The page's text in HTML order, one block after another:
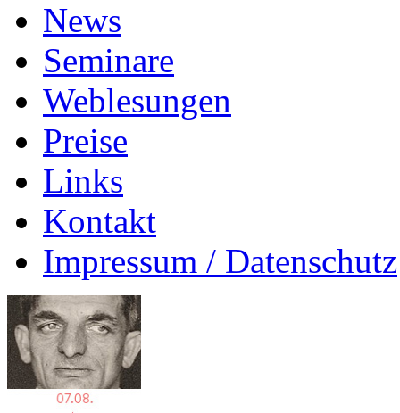
News
Seminare
Weblesungen
Preise
Links
Kontakt
Impressum / Datenschutz